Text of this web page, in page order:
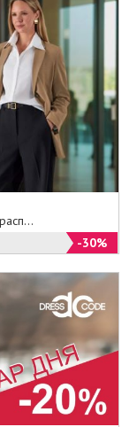
-30%